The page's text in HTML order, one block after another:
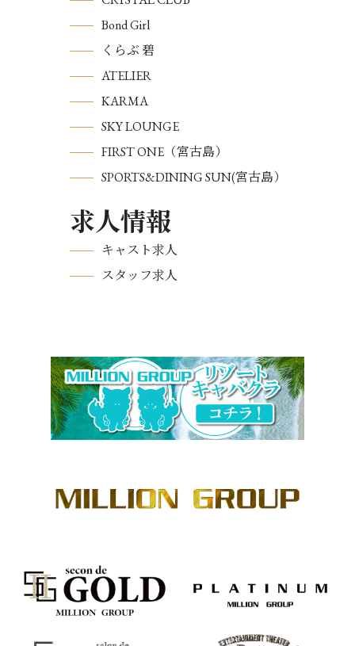
Bond Girl
くらぶ 碧
ATELIER
KARMA
SKY LOUNGE
FIRST ONE（宮古島）
SPORTS&DINING SUN(宮古島）
求人情報
キャスト求人
スタッフ求人